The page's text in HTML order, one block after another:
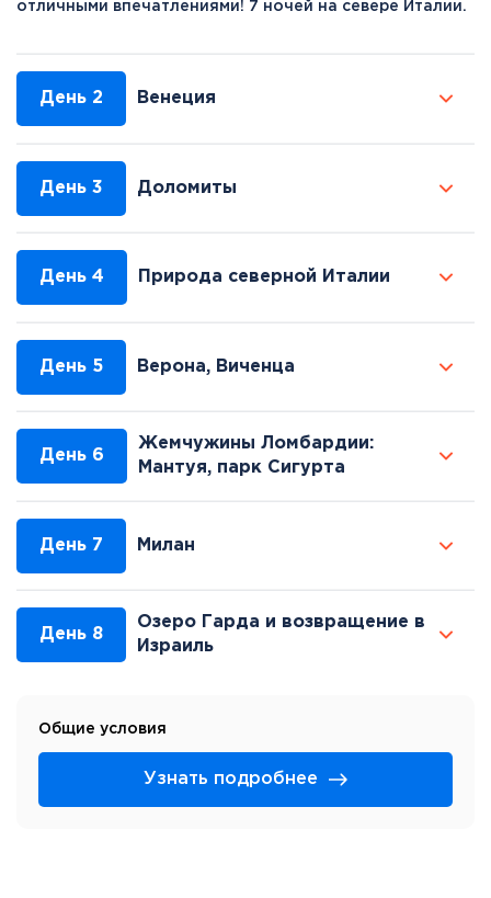
отличными впечатлениями! 7 ночей на севере Италии.
День 2 Beнеция
День 3 Доломиты
День 4 Природа северной Италии
День 5 Верона, Виченца
День 6
Жемчужины Ломбардии:
Мантуя, парк Сигурта
День 7 Милан
День 8
Озеро Гарда и возвращение в
Израиль
Общие условия
Узнать подробнее